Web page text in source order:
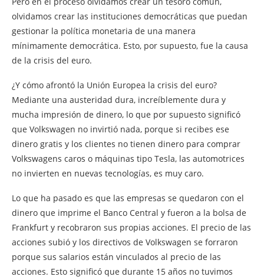
olvidamos crear las instituciones democráticas que puedan
gestionar la política monetaria de una manera
mínimamente democrática. Esto, por supuesto, fue la causa
de la crisis del euro.
¿Y cómo afrontó la Unión Europea la crisis del euro?
Mediante una austeridad dura, increíblemente dura y
mucha impresión de dinero, lo que por supuesto significó
que Volkswagen no invirtió nada, porque si recibes ese
dinero gratis y los clientes no tienen dinero para comprar
Volkswagens caros o máquinas tipo Tesla, las automotrices
no invierten en nuevas tecnologías, es muy caro.
Lo que ha pasado es que las empresas se quedaron con el
dinero que imprime el Banco Central y fueron a la bolsa de
Frankfurt y recobraron sus propias acciones. El precio de las
acciones subió y los directivos de Volkswagen se forraron
porque sus salarios están vinculados al precio de las
acciones. Esto significó que durante 15 años no tuvimos